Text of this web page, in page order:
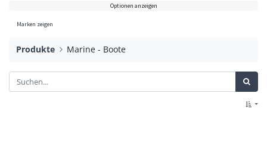
Optionen anzeigen
Marken zeigen
Produkte Marine - Boote